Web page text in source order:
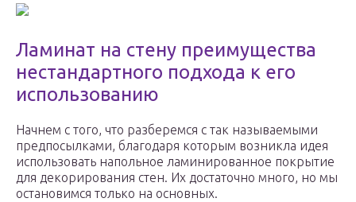
Ламинат на стену преимущества
нестандартного подхода к его
использованию
Начнем с того, что разберемся с так называемыми
предпосылками, благодаря которым возникла идея
использовать напольное ламинированное покрытие
для декорирования стен. Их достаточно много, но мы
остановимся только на основных.